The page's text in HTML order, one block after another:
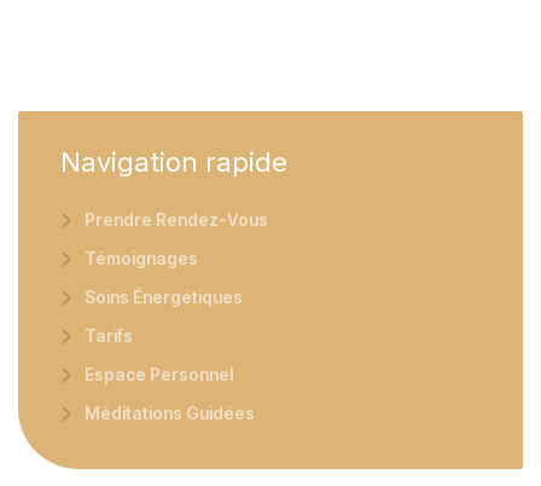
Navigation rapide
Prendre Rendez-Vous
Témoignages
Soins Énergétiques
Tarifs
Espace Personnel
Méditations Guidées